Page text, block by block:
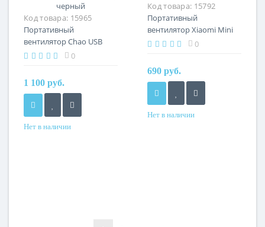
Код товара: 15965
Портативный
вентилятор Chao USB
Portable Fan For
черный
0
1 100 руб.
Нет в наличии
Код товара: 15792
Портативный
вентилятор Xiaomi Mini
Folding Neck Fan F30 Pro,
0
690 руб.
Нет в наличии